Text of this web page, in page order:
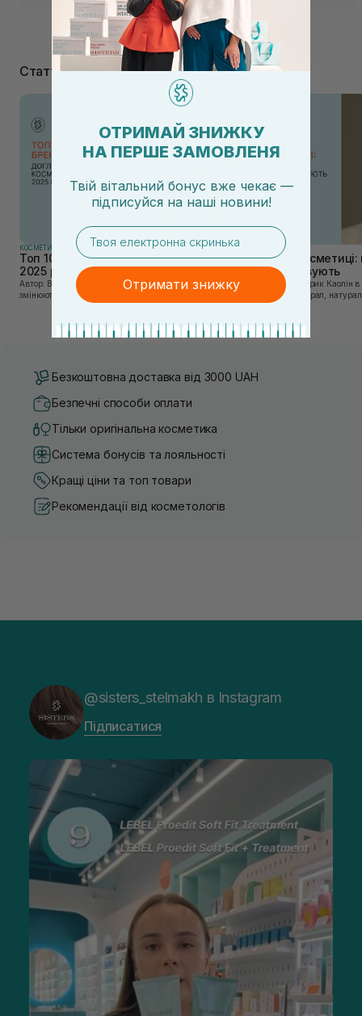
Статті
КОСМЕТИКА
Топ 10 брендів доглядової косметики у
2025 році
Автор: Віка Нагорна У сучасному світі, де тренди
змінюються зі швидкістю світла, а ринок популярної
косметики переповнений новими пропозиціями, вибір
КОСМЕТИКА
Каолін в
використовують
Автор: Юлія Цебрик Каолін в косметології – це
природний мінерал,
безліч переваг для шкіри
Безкоштовна доставка від 3000 UAH
Безпечні способи оплати
Тільки оригінальна косметика
Система бонусів та лояльності
Кращі ціни та топ товари
Рекомендації від косметологів
@sisters_stelmakh в Instagram
Підписатися
ОТРИМАЙ ЗНИЖКУ
НА ПЕРШЕ ЗАМОВЛЕНЯ
Твій вітальний бонус вже чекає —
підписуйся на наші новини!
email
Отримати знижку